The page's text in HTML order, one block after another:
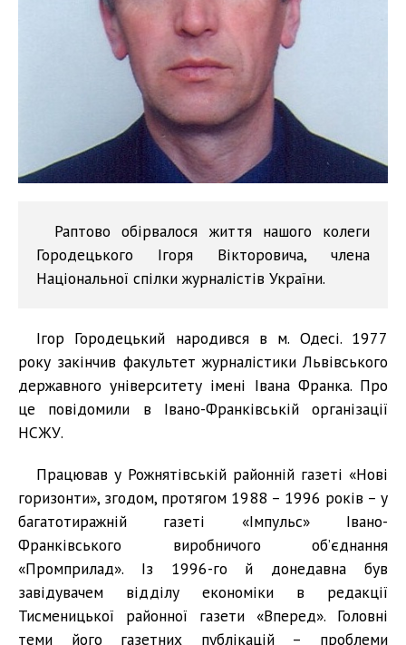
Раптово обірвалося життя нашого колеги
Городецького Ігоря Вікторовича, члена
Національної спілки журналістів України.
Ігор Городецький народився в м. Одесі. 1977
року закінчив факультет журналістики Львівського
державного університету імені Івана Франка. Про
це повідомили в Івано-Франківській організації
НСЖУ.
Працював у Рожнятівській районній газеті «Нові
горизонти», згодом, протягом 1988 – 1996 років – у
багатотиражній газеті «Імпульс» Івано-
Франківського виробничого об’єднання
«Промприлад». Із 1996-го й донедавна був
завідувачем відділу економіки в редакції
Тисменицької районної газети «Вперед». Головні
теми його газетних публікацій – проблеми